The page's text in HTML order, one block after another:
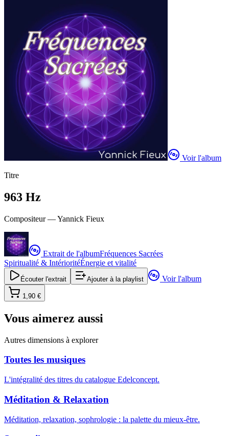
Voir l'album
Titre
963 Hz
Compositeur —Yannick Fieux
Extrait de l'albumFréquences Sacrées
Spiritualité & IntérioritéÉnergie et vitalité
Écouter l'extrait Ajouter à la playlist Voir l'album
1,90 €
Vous aimerez aussi
Autres dimensions à explorer
Toutes les musiques
L'intégralité des titres du catalogue Edelconcept.
Méditation & Relaxation
Méditation, relaxation, sophrologie : la palette du mieux-être.